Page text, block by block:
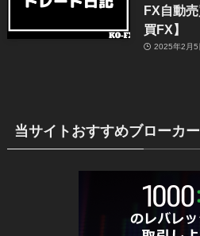
FX自動
買FX】
2025年2月5
当サイトおすすめブローカー